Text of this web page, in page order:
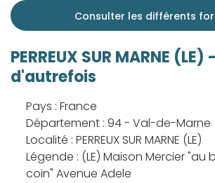
Consulter les différents
PERREUX SUR MARNE
d'autrefois
Pays : France
Département : 94 - Val-de-Marne
Localité : PERREUX SUR MARNE (LE)
Légende : (LE) Maison Mercier "au
coin" Avenue Adele